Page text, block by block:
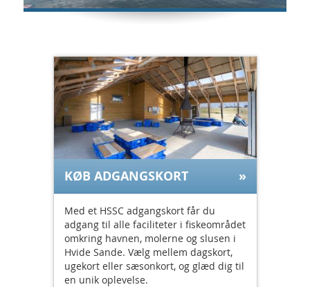
KØB ADGANGSKORT
Med et HSSC adgangskort får du
adgang til alle faciliteter i fiskeområdet
omkring havnen, molerne og slusen i
Hvide Sande. Vælg mellem dagskort,
ugekort eller sæsonkort, og glæd dig til
en unik oplevelse.